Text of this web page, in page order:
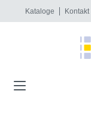
springen
Kataloge Kontakt